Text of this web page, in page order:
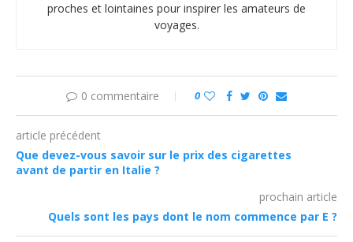
proches et lointaines pour inspirer les amateurs de
voyages.
0 commentaire 0
article précédent
Que devez-vous savoir sur le prix des cigarettes
avant de partir en Italie ?
prochain article
Quels sont les pays dont le nom commence par E ?